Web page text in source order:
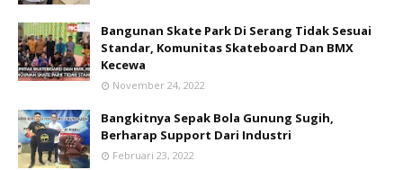
Bangunan Skate Park Di Serang Tidak Sesuai
Standar, Komunitas Skateboard Dan BMX
Kecewa
November 24, 2022
Bangkitnya Sepak Bola Gunung Sugih,
Berharap Support Dari Industri
Februari 23, 2022